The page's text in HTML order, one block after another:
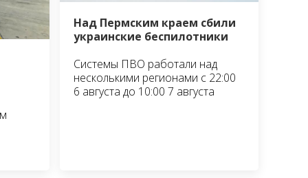
Над Пермским краем сбили
украинские беспилотники
Системы ПВО работали над
несколькими регионами с 22:00
6 августа до 10:00 7 августа